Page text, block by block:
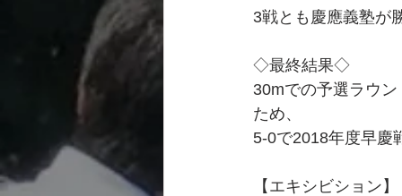
3戦とも慶應義塾が
◇最終結果◇
30mでの予選ラウ
ため、
5-0で2018年度早慶
【エキシビション】